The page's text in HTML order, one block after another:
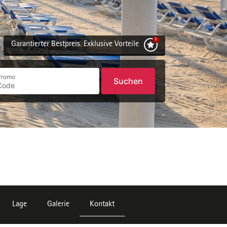
Garantierter Bestpreis. Exklusive Vorteile
Suchen
Lage Galerie Kontakt